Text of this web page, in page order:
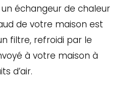
échangeur de chaleur
de votre maison est
filtre, refroidi par le
à votre maison à
d’air.